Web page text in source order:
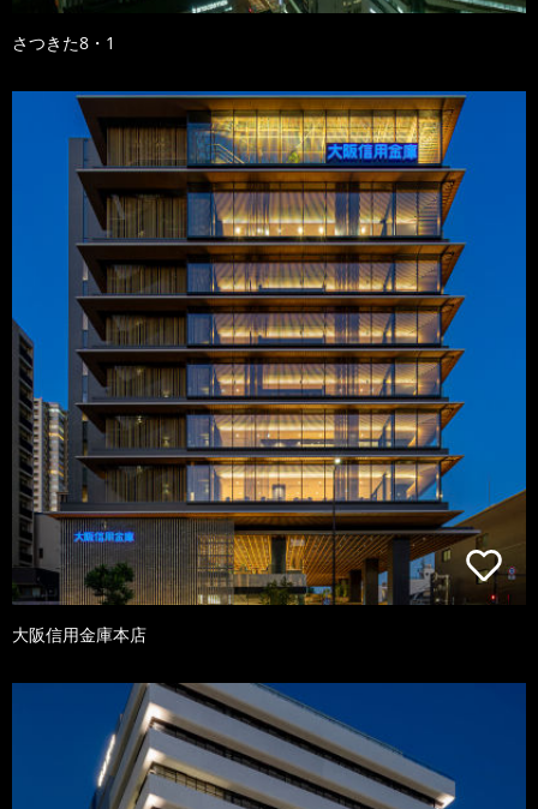
さつきた8・1
大阪信用金庫本店